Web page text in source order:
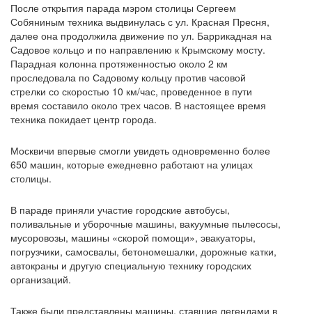
После открытия парада мэром столицы Сергеем
Собяниным техника выдвинулась с ул. Красная Пресня,
далее она продолжила движение по ул. Баррикадная на
Садовое кольцо и по направлению к Крымскому мосту.
Парадная колонна протяженностью около 2 км
проследовала по Садовому кольцу против часовой
стрелки со скоростью 10 км/час, проведенное в пути
время составило около трех часов. В настоящее время
техника покидает центр города.
Москвичи впервые смогли увидеть одновременно более
650 машин, которые ежедневно работают на улицах
столицы.
В параде приняли участие городские автобусы,
поливальные и уборочные машины, вакуумные пылесосы,
мусоровозы, машины «скорой помощи», эвакуаторы,
погрузчики, самосвалы, бетономешалки, дорожные катки,
автокраны и другую специальную технику городских
организаций.
Также были представлены машины, ставшие легендами в